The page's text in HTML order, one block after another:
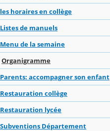
les horaires en collège
Listes de manuels
Menu de la semaine
Organigramme
Parents: accompagner son enfant
Restauration collège
Restauration lycée
Subventions Département